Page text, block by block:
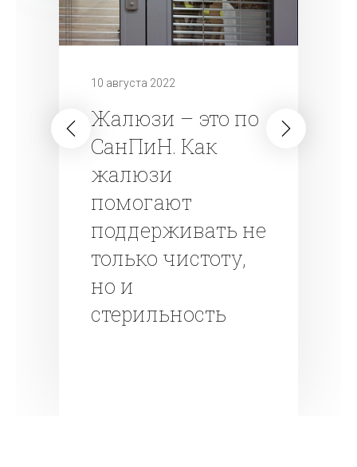
10 августа 2022
Жалюзи – это по
СанПиН. Как
жалюзи
помогают
поддерживать не
только чистоту,
но и
стерильность